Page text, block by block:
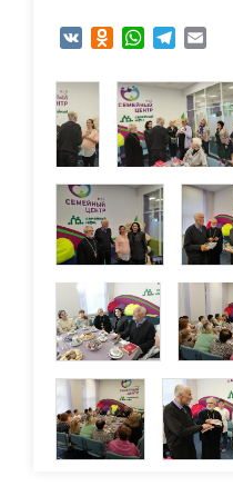
VK Odnoklassniki
WhatsAppTelegram